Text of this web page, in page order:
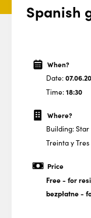
Spanish
When?
Date:
Time:18:30
Where?
Building: Star
Treinta y Tres
Price
Free- for
bezpłatne-